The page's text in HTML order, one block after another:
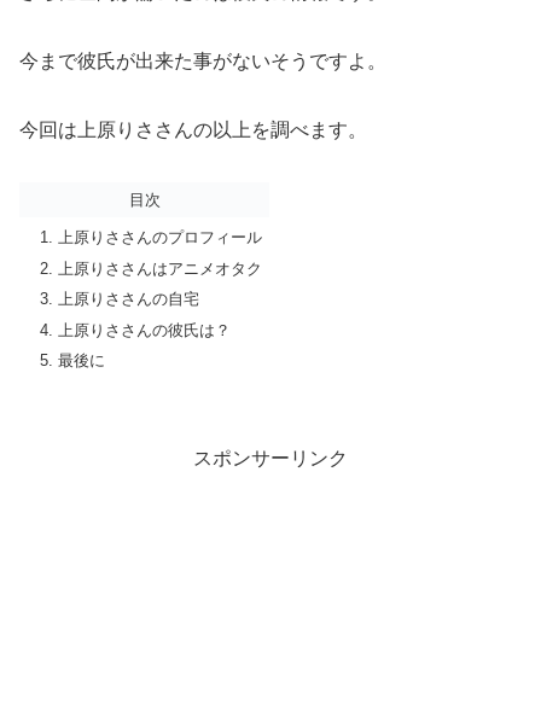
今まで彼氏が出来た事がないそうですよ。
今回は上原りささんの以上を調べます。
目次
上原りささんのプロフィール
上原りささんはアニメオタク
上原りささんの自宅
上原りささんの彼氏は？
最後に
スポンサーリンク